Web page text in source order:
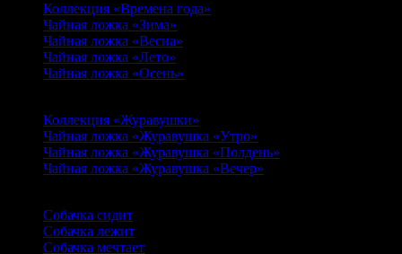
Коллекция «Времена года»
Чайная ложка «Зима»
Чайная ложка «Весна»
Чайная ложка «Лето»
Чайная ложка «Осень»
Коллекция «Журавушки»
Чайная ложка «Журавушка «Утро»
Чайная ложка «Журавушка «Полдень»
Чайная ложка «Журавушка «Вечер»
Собачка сидит
Собачка лежит
Собачка мечтает